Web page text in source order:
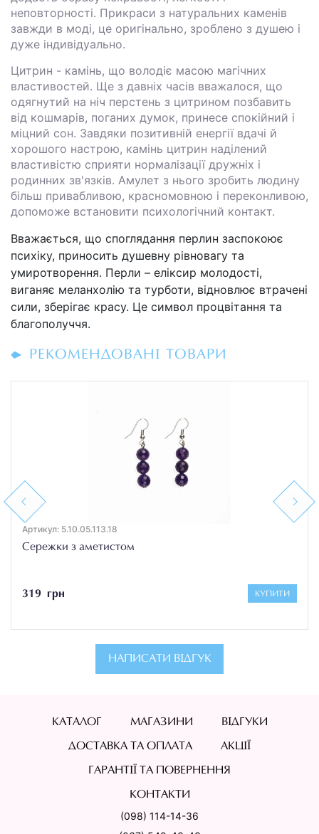
неповторності. Прикраси з натуральних каменів
завжди в моді, це оригінально, зроблено з душею і
дуже індивідуально.
Цитрин - камінь, що володіє масою магічних
властивостей. Ще з давніх часів вважалося, що
одягнутий на ніч перстень з цитрином позбавить
від кошмарів, поганих думок, принесе спокійний і
міцний сон. Завдяки позитивній енергії вдачі й
хорошого настрою, камінь цитрин наділений
властивістю сприяти нормалізації дружніх і
родинних зв'язків. Амулет з нього зробить людину
більш привабливою, красномовною і переконливою,
допоможе встановити психологічний контакт.
Вважається, що споглядання перлин заспокоює
психіку, приносить душевну рівновагу та
умиротворення. Перли – еліксир молодості,
виганяє меланхолію та турботи, відновлює втрачені
сили, зберігає красу. Це символ процвітання та
благополуччя.
РЕКОМЕНДОВАНІ ТОВАРИ
Previous
Артикул: 5.10.05.113.18
Сережки з аметистом
319 грн КУПИТИ
Next
НАПИСАТИ ВІДГУК
КАТАЛОГ МАГАЗИНИ ВІДГУКИ
ДОСТАВКА ТА ОПЛАТА АКЦІЇ
ГАРАНТІЇ ТА ПОВЕРНЕННЯ
КОНТАКТИ
(098) 114-14-36